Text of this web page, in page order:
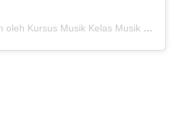
Sebuah kiriman dibagikan oleh Kursus Musik Kelas Musik (@kelasmusik)